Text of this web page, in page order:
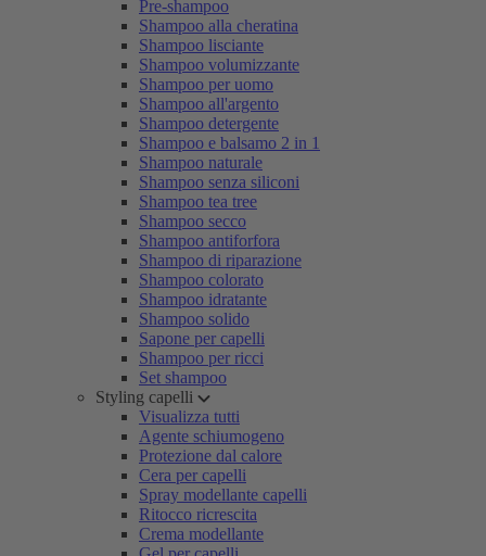
Pre-shampoo
Shampoo alla cheratina
Shampoo lisciante
Shampoo volumizzante
Shampoo per uomo
Shampoo all'argento
Shampoo detergente
Shampoo e balsamo 2 in 1
Shampoo naturale
Shampoo senza siliconi
Shampoo tea tree
Shampoo secco
Shampoo antiforfora
Shampoo di riparazione
Shampoo colorato
Shampoo idratante
Shampoo solido
Sapone per capelli
Shampoo per ricci
Set shampoo
Styling capelli
Visualizza tutti
Agente schiumogeno
Protezione dal calore
Cera per capelli
Spray modellante capelli
Ritocco ricrescita
Crema modellante